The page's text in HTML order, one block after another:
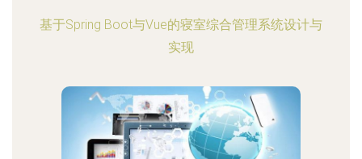
基于Spring Boot与Vue的寝室综合管理系统设计与
实现